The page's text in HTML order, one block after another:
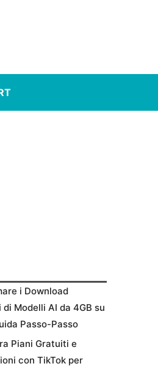
i Download
Modelli AI da 4GB su
Passo-Passo
Piani Gratuiti e
con TikTok per